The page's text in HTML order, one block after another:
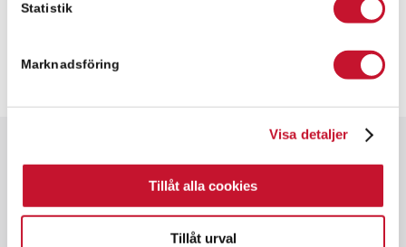
Statistik
Marknadsföring
Visa detaljer
Tillåt alla cookies
Tillåt urval
Snabbfakta
✓ Kontorslokal